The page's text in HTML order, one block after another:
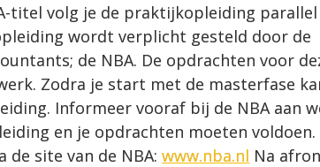
titel volg je de praktijkopleiding parallel
wordt verplicht gesteld door de
de NBA. De opdrachten voor
Zodra je start met de masterfase
Informeer vooraf bij de NBA aan
en je opdrachten moeten voldoen.
de site van de NBA: www.nba.nl Na